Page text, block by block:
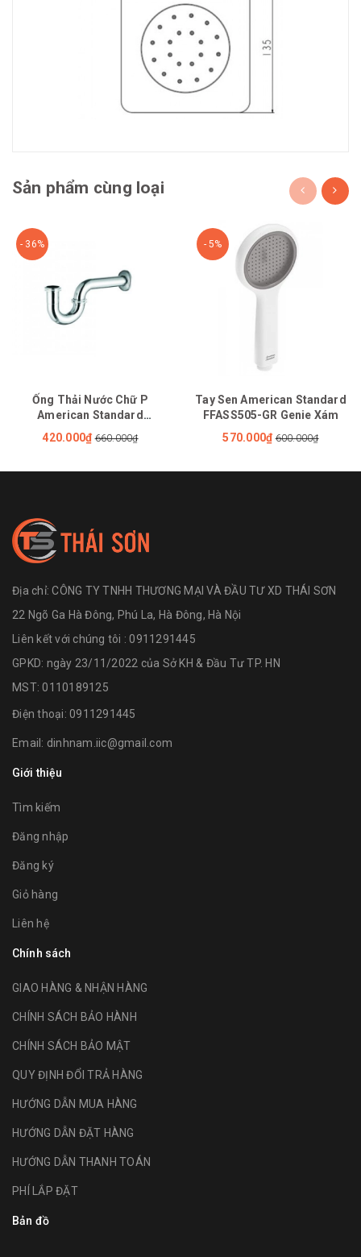
Sản phẩm cùng loại
- 36%
Ống Thải Nước Chữ P
American Standard
FFAS3939E 340mm
420.000₫ 660.000₫
- 5%
Tay Sen American Standard
FFASS505-GR Genie Xám
570.000₫ 600.000₫
Địa chỉ:CÔNG TY TNHH THƯƠNG MẠI VÀ ĐẦU TƯ XD THÁI SƠN
22 Ngõ Ga Hà Đông, Phú La, Hà Đông, Hà Nội
Liên kết với chúng tôi : 0911291445
GPKD: ngày 23/11/2022 của Sở KH & Đầu Tư TP. HN
MST: 0110189125
Điện thoại: 0911291445
Email: dinhnam.iic@gmail.com
Giới thiệu
Tìm kiếm
Đăng nhập
Đăng ký
Giỏ hàng
Liên hệ
Chính sách
GIAO HÀNG & NHẬN HÀNG
CHÍNH SÁCH BẢO HÀNH
CHÍNH SÁCH BẢO MẬT
QUY ĐỊNH ĐỔI TRẢ HÀNG
HƯỚNG DẪN MUA HÀNG
HƯỚNG DẪN ĐẶT HÀNG
HƯỚNG DẪN THANH TOÁN
PHÍ LẮP ĐẶT
Bản đồ